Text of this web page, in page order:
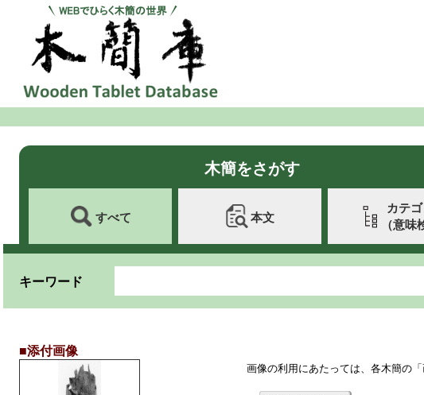
木簡をさがす
すべて 本文
カテ
（意味
キーワード
■添付画像
画像の利用にあたっては、各木簡の